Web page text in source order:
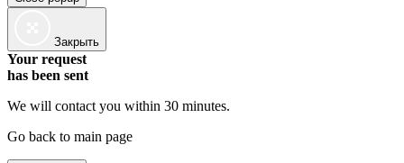
Закрыть
Your request
has been sent
We will contact you within 30 minutes.
Go back to main page